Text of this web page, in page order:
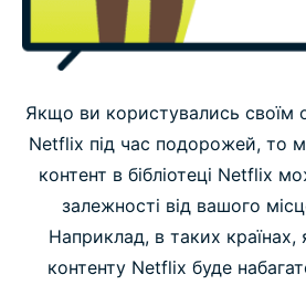
Якщо ви користувались своїм
Netflix під час подорожей, то
контент в бібліотеці Netflix
залежності від вашого
Наприклад, в таких
контенту Netflix буде